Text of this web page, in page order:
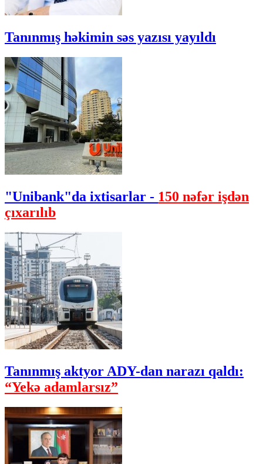
Tanınmış həkimin səs yazısı yayıldı
"Unibank"da ixtisarlar - 150 nəfər işdən
çıxarılıb
Tanınmış aktyor ADY-dan narazı qaldı:
“Yekə adamlarsız”